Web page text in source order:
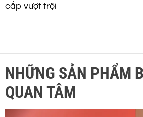
cấp vượt trội
NHỮNG SẢN PHẨM
QUAN TÂM